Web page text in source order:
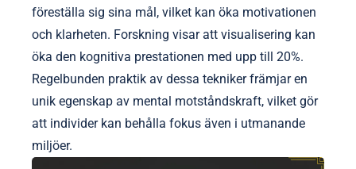
föreställa sig sina mål, vilket kan öka motivationen
och klarheten. Forskning visar att visualisering kan
öka den kognitiva prestationen med upp till 20%.
Regelbunden praktik av dessa tekniker främjar en
unik egenskap av mental motståndskraft, vilket gör
att individer kan behålla fokus även i utmanande
miljöer.